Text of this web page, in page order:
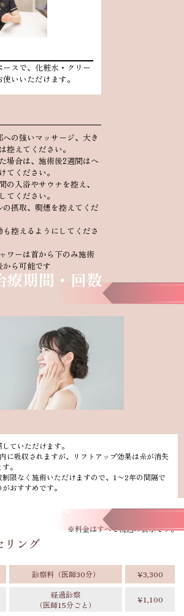
スで、化粧水・クリー
いいただけます。
の強いマッサージ、大き
控えてください。
場合は、施術後2週間はヘ
てください。
の入浴やサウナを控え、
てください。
摂取、喫煙を控えてくだ
控えるようにしてくださ
ワーは首から下のみ施術
から可能です
療期間・回数
ていただけます。
に吸収されますが、リフトアップ効果は糸が消失
。
限なく施術いただけますので、1〜2年の間隔で
おすすめです。
※料金はすべて税込み表示です。
リング
診察料（医師30分）
¥3,300
経過診察
（医師15分ごと）
¥1,100